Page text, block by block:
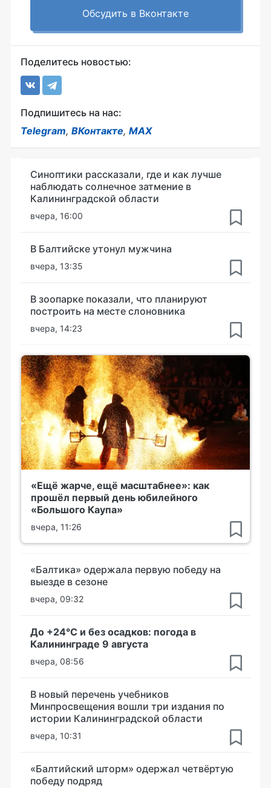
Обсудить в Вконтакте
Поделитесь новостью:
Подпишитесь на нас:
Telegram, ВКонтакте, MAX
Синоптики рассказали, где и как лучше
наблюдать солнечное затмение в
Калининградской области
вчера, 16:00
В Балтийске утонул мужчина
вчера, 13:35
В зоопарке показали, что планируют
построить на месте слоновника
вчера, 14:23
«Ещё жарче, ещё масштабнее»: как
прошёл первый день юбилейного
«Большого Каупа»
вчера, 11:26
«Балтика» одержала первую победу на
выезде в сезоне
вчера, 09:32
До +24°С и без осадков: погода в
Калининграде 9 августа
вчера, 08:56
В новый перечень учебников
Минпросвещения вошли три издания по
истории Калининградской области
вчера, 10:31
«Балтийский шторм» одержал четвёртую
победу подряд